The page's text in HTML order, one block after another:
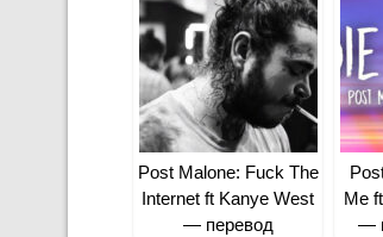
Post Malone: Fuck The
Internet ft Kanye West
— перевод
Me
—